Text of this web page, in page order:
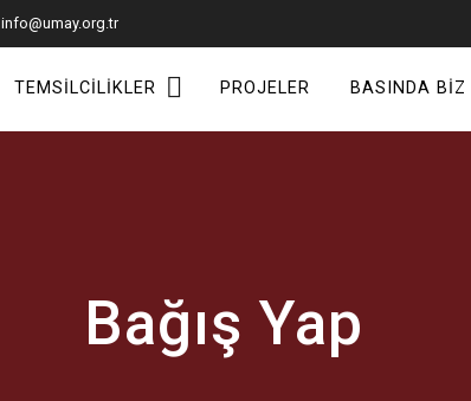
info@umay.org.tr
TEMSILCILIKLER PROJELER BASINDA BIZ
Bağış Yap